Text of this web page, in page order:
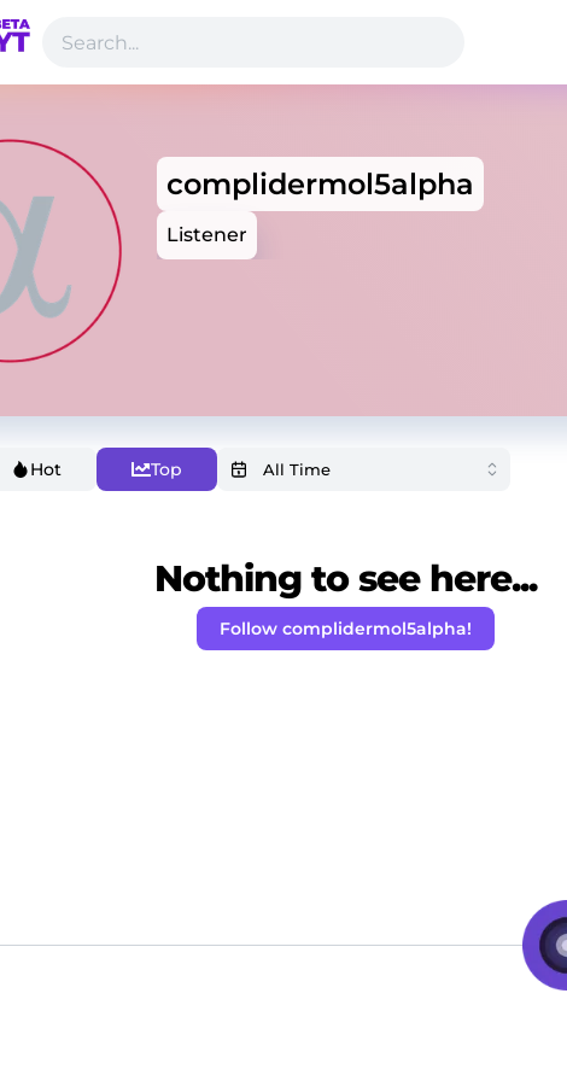
complidermol5alpha
Listener
Hot Top
Nothing to see here...
Follow complidermol5alpha!